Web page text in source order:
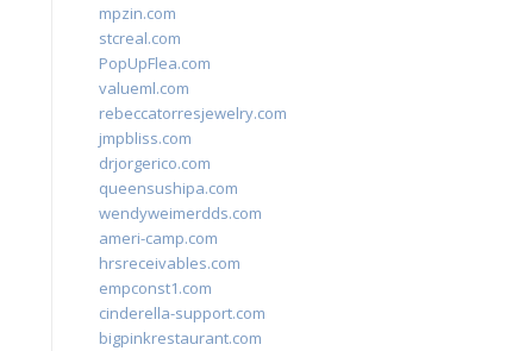
mpzin.com
stcreal.com
PopUpFlea.com
valueml.com
rebeccatorresjewelry.com
jmpbliss.com
drjorgerico.com
queensushipa.com
wendyweimerdds.com
ameri-camp.com
hrsreceivables.com
empconst1.com
cinderella-support.com
bigpinkrestaurant.com